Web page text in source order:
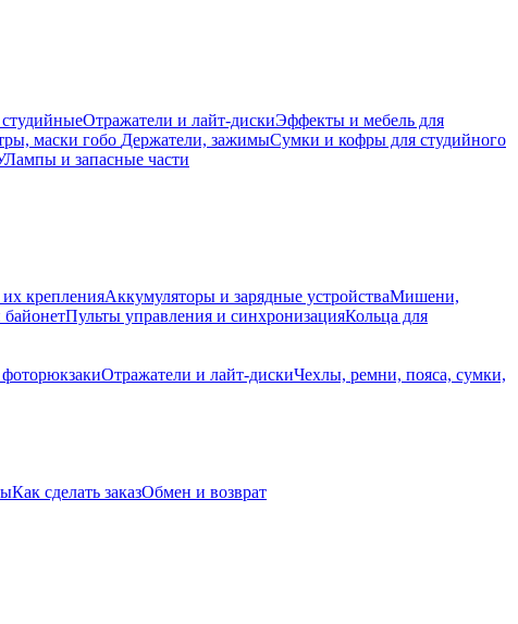
Отражатели и лайт-дискиЭффекты и мебель для
маски гобо Держатели, зажимыСумки и кофры для студийного
Лампы и запасные части
крепленияАккумуляторы и зарядные устройстваМишени,
Пульты управления и синхронизацияКольца для
Отражатели и лайт-дискиЧехлы, ремни, пояса, сумки,
Как сделать заказОбмен и возврат